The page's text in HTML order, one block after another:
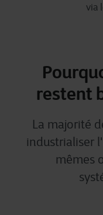
via
restent
La majorité
industrialiser
mêmes